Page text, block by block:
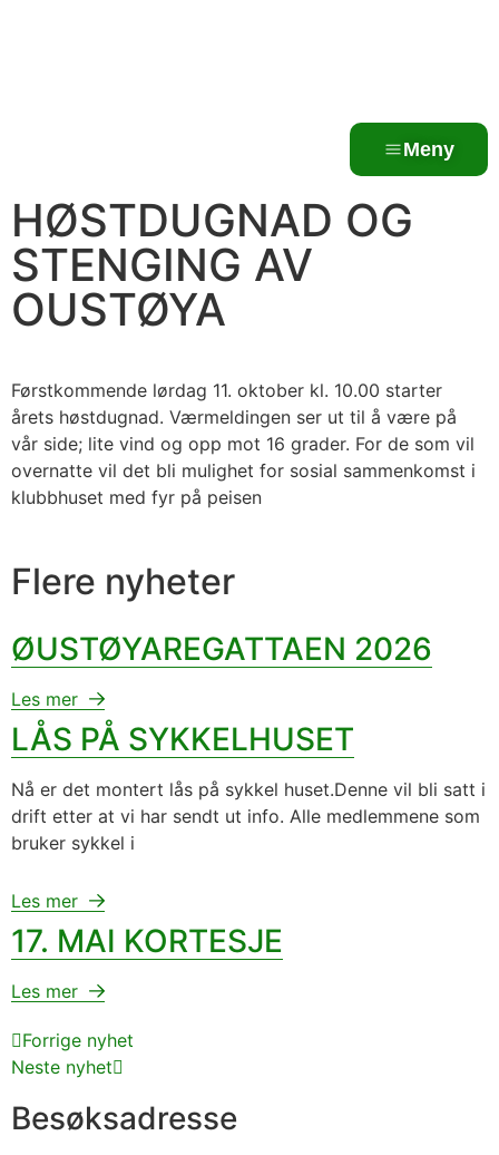
Meny
HØSTDUGNAD OG
STENGING AV
OUSTØYA
Førstkommende lørdag 11. oktober kl. 10.00 starter
årets høstdugnad. Værmeldingen ser ut til å være på
vår side; lite vind og opp mot 16 grader. For de som vil
overnatte vil det bli mulighet for sosial sammenkomst i
klubbhuset med fyr på peisen
Flere nyheter
ØUSTØYAREGATTAEN 2026
Les mer
LÅS PÅ SYKKELHUSET
Nå er det montert lås på sykkel huset.Denne vil bli satt i
drift etter at vi har sendt ut info. Alle medlemmene som
bruker sykkel i
Les mer
17. MAI KORTESJE
Les mer
Forrige nyhet
Neste nyhet
Besøksadresse